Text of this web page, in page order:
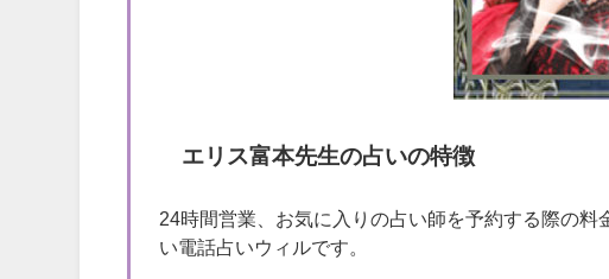
エリス富本先生の占いの特徴
24時間営業、お気に入りの占い師を予約する際の
い電話占いウィルです。